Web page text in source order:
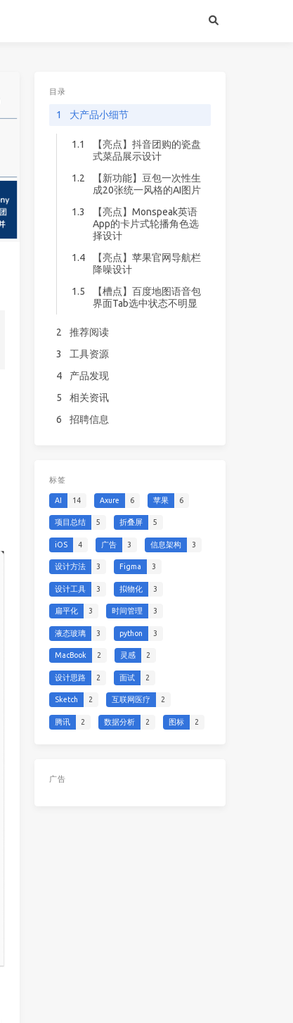
目录
1 大产品小细节
1.1
【亮点】抖音团购的瓷盘
式菜品展示设计
1.2
【新功能】豆包一次性生
成20张统一风格的AI图片
1.3
【亮点】Monspeak英语
App的卡片式轮播角色选
择设计
1.4
【亮点】苹果官网导航栏
降噪设计
1.5
【槽点】百度地图语音包
界面Tab选中状态不明显
2
推荐阅读
3
工具资源
4
产品发现
5
相关资讯
6
招聘信息
标签
AI 14 Axure 6 苹果 6
项目总结 5 折叠屏 5
iOS 4 广告 3 信息架构 3
设计方法 3 Figma 3
设计工具 3 拟物化 3
扁平化 3 时间管理 3
液态玻璃 3 python 3
MacBook 2 灵感 2
设计思路 2 面试 2
Sketch 2 互联网医疗 2
腾讯 2 数据分析 2 图标 2
广告